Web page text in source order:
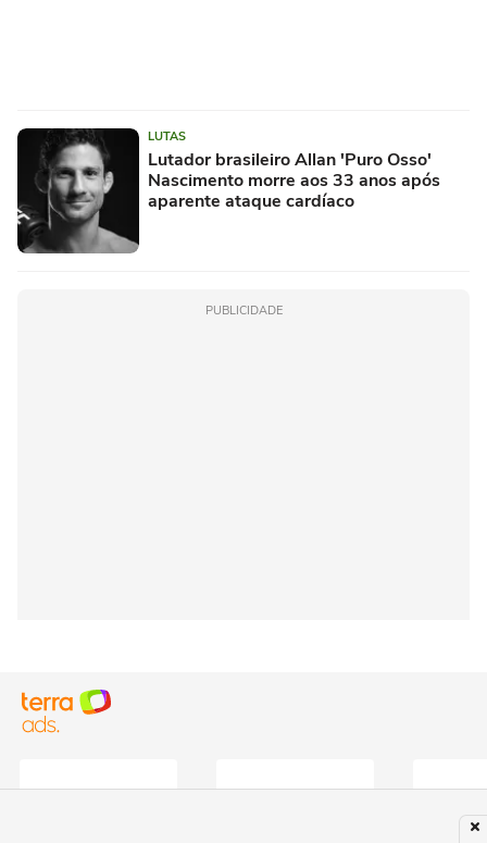
LUTAS
Lutador brasileiro Allan 'Puro Osso'
Nascimento morre aos 33 anos após
aparente ataque cardíaco
PUBLICIDADE